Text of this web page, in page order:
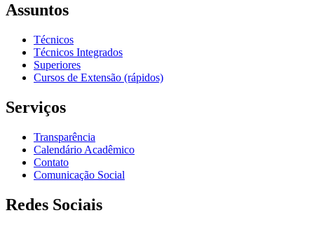
Assuntos
Técnicos
Técnicos Integrados
Superiores
Cursos de Extensão (rápidos)
Serviços
Transparência
Calendário Acadêmico
Contato
Comunicação Social
Redes Sociais